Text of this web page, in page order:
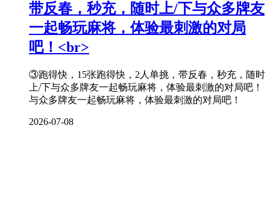
带反春，秒充，随时上/下与众多牌友
一起畅玩麻将 ，体验最刺激的对局
吧！<br>
③跑得快，15张跑得快，2人单挑，带反春，秒充，随时
上/下与众多牌友一起畅玩麻将，体验最刺激的对局吧！
与众多牌友一起畅玩麻将，体验最刺激的对局吧！
2026-07-08